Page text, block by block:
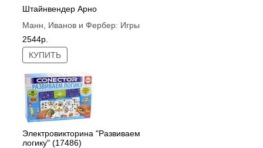
Штайнвендер Арно
Манн, Иванов и Фербер: Игры
2544р.
КУПИТЬ
Электровикторина "Развиваем
логику" (17486)